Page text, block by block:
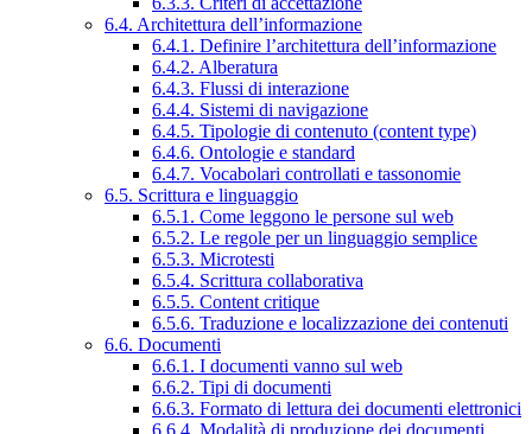
6.4. Architettura dell’informazione
6.4.1. Definire l’architettura dell’informazione
6.4.2. Alberatura
6.4.3. Flussi di interazione
6.4.4. Sistemi di navigazione
6.4.5. Tipologie di contenuto (content type)
6.4.6. Ontologie e standard
6.4.7. Vocabolari controllati e tassonomie
6.5. Scrittura e linguaggio
6.5.1. Come leggono le persone sul web
6.5.2. Le regole per un linguaggio semplice
6.5.3. Microtesti
6.5.4. Scrittura collaborativa
6.5.5. Content critique
6.5.6. Traduzione e localizzazione dei contenuti
6.6. Documenti
6.6.1. I documenti vanno sul web
6.6.2. Tipi di documenti
6.6.3. Formato di lettura dei documenti elettronici
6.6.4. Modalità di produzione dei documenti